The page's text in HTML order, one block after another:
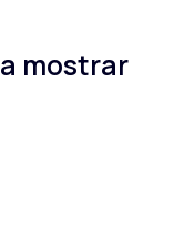
mostrar